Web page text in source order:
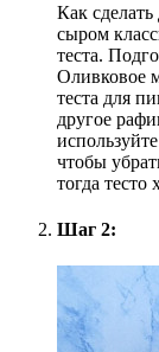
Как
сыром
теста.
Оливковое
теста для
другое
чтобы
тогда
Шаг 2: